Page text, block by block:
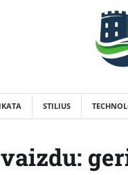
STILIUS